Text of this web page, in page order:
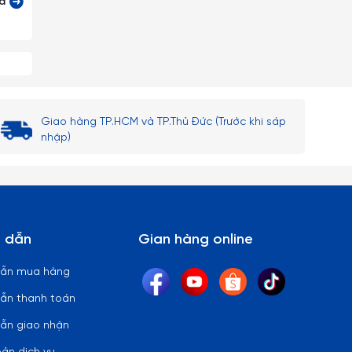
Giao hàng TP.HCM và TP.Thủ Đức (Trước khi sáp
nhập)
dẫn
mua hàng
thanh toán
giao nhận
Gian hàng online